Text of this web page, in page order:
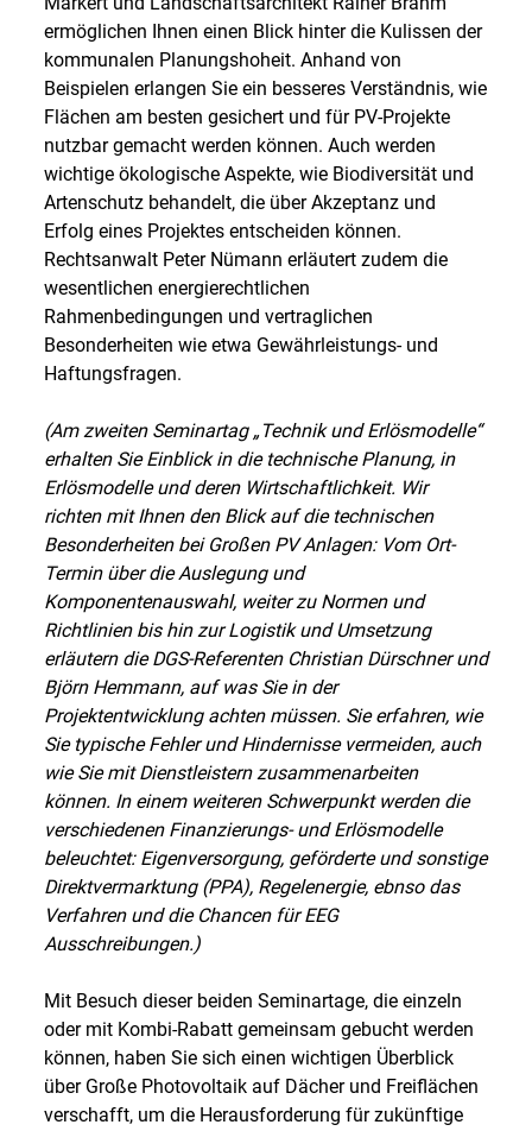
ermöglichen Ihnen einen Blick hinter die Kulissen der
kommunalen Planungshoheit. Anhand von
Beispielen erlangen Sie ein besseres Verständnis, wie
Flächen am besten gesichert und für PV-Projekte
nutzbar gemacht werden können. Auch werden
wichtige ökologische Aspekte, wie Biodiversität und
Artenschutz behandelt, die über Akzeptanz und
Erfolg eines Projektes entscheiden können.
Rechtsanwalt Peter Nümann erläutert zudem die
wesentlichen energierechtlichen
Rahmenbedingungen und vertraglichen
Besonderheiten wie etwa Gewährleistungs- und
Haftungsfragen.
(Am zweiten Seminartag „Technik und Erlösmodelle“
erhalten Sie Einblick in die technische Planung, in
Erlösmodelle und deren Wirtschaftlichkeit. Wir
richten mit Ihnen den Blick auf die technischen
Besonderheiten bei Großen PV Anlagen: Vom Ort-
Termin über die Auslegung und
Komponentenauswahl, weiter zu Normen und
Richtlinien bis hin zur Logistik und Umsetzung
erläutern die DGS-Referenten Christian Dürschner und
Björn Hemmann, auf was Sie in der
Projektentwicklung achten müssen. Sie erfahren, wie
Sie typische Fehler und Hindernisse vermeiden, auch
wie Sie mit Dienstleistern zusammenarbeiten
können. In einem weiteren Schwerpunkt werden die
verschiedenen Finanzierungs- und Erlösmodelle
beleuchtet: Eigenversorgung, geförderte und sonstige
Direktvermarktung (PPA), Regelenergie, ebnso das
Verfahren und die Chancen für EEG
Ausschreibungen.)
Mit Besuch dieser beiden Seminartage, die einzeln
oder mit Kombi-Rabatt gemeinsam gebucht werden
können, haben Sie sich einen wichtigen Überblick
über Große Photovoltaik auf Dächer und Freiflächen
verschafft, um die Herausforderung für zukünftige